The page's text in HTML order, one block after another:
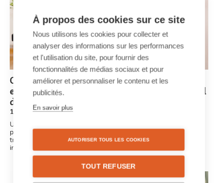
Commencer en interne, c'est gagner en
externe : un journal d'entreprise comme outil
de communication interne
19/05/2021 - 16:27
Une bonne communication joue un rôle important dans la
poursuite d'une culture d'entreprise ouverte qui motive vos
travailleurs. Boostez la motivation de vos travailleurs et créez et
imprimez votre propre journal d'entreprise en ligne.
À propos des cookies sur ce site
Nous utilisons les cookies pour collecter et
analyser des informations sur les performances
et l'utilisation du site, pour fournir des
fonctionnalités de médias sociaux et pour
améliorer et personnaliser le contenu et les
publicités.
En savoir plus
AUTORISER TOUS LES COOKIES
TOUT REFUSER